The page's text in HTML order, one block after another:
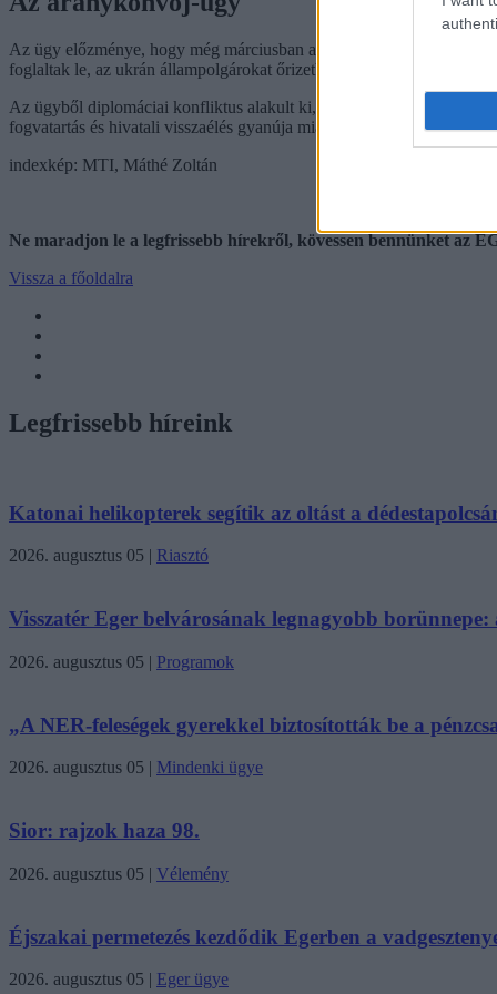
Az ügy előzménye, hogy még márciusban a magyar hatóságok
foglaltak le, az ukrán állampolgárokat őrizetbe vették, majd
Az ügyből diplomáciai konfliktus alakult ki, miközben több eljárás is
fogvatartás és hivatali visszaélés gyanúja miatt nyomoz.
indexkép: MTI, Máthé Zoltán
Ne maradjon le a legfrissebb hírekről, kövessen bennünket az
Vissza a főoldalra
Legfrissebb híreink
Katonai helikopterek segítik az oltást a
2026. augusztus 05 Riasztó
Visszatér Eger belvárosának legnagyobb borünnepe:
2026. augusztus 05 | Programok
„A NER-feleségek gyerekkel biztosították be a
2026. augusztus 05 | Mindenki ügye
Sior: rajzok haza 98.
2026. augusztus 05 | Vélemény
Éjszakai permetezés kezdődik Egerben a
2026. augusztus 05 | Eger ügye